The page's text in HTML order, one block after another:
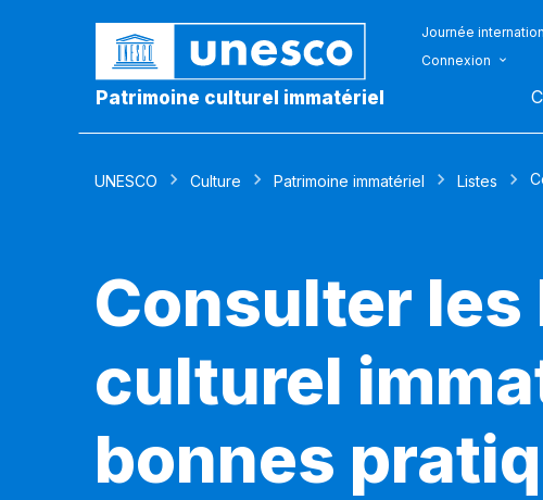
Patrimoine culturel immatériel
Journée
Connexion
UNESCO Culture Patrimoine immatériel Listes
Consulter
culturel
bonnes